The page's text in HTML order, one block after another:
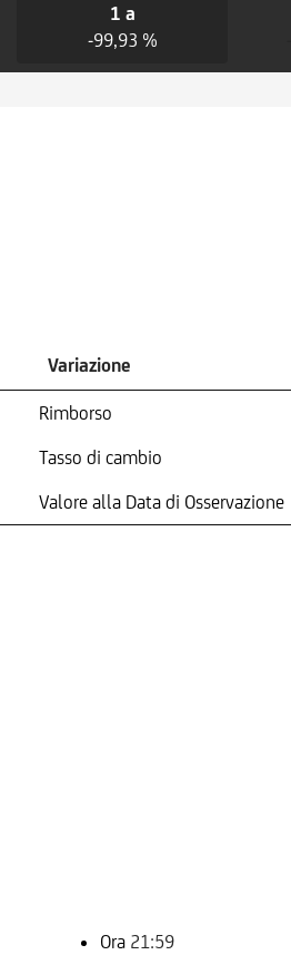
1 a
-99,93 %
Variazione
Rimborso
Tasso di cambio
Valore alla Data di Osservazione
Ora 21:59